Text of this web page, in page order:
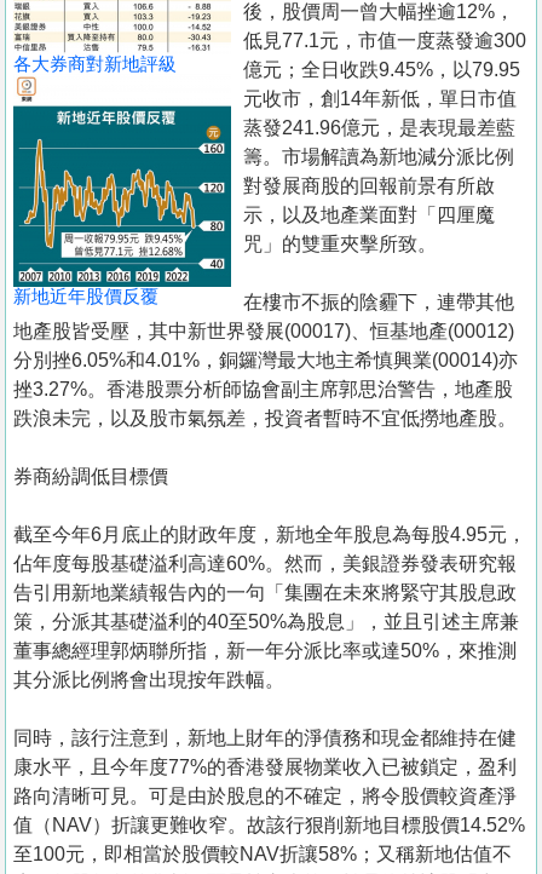
關
於
我
們
各大券商對新地評級
新地近年股價反覆
後，股價周一曾大幅挫逾12%，
低見77.1元，市值一度蒸發逾300
億元；全日收跌9.45%，以79.95
元收市，創14年新低，單日市值
蒸發241.96億元，是表現最差藍
籌。市場解讀為新地減分派比例
對發展商股的回報前景有所啟
示，以及地產業面對「四厘魔
咒」的雙重夾擊所致。
在樓市不振的陰霾下，連帶其他
地產股皆受壓，其中新世界發展(00017)、恒基地產(00012)
分別挫6.05%和4.01%，銅鑼灣最大地主希慎興業(00014)亦
挫3.27%。香港股票分析師協會副主席郭思治警告，地產股
跌浪未完，以及股市氣氛差，投資者暫時不宜低撈地產股。
券商紛調低目標價
截至今年6月底止的財政年度，新地全年股息為每股4.95元，
佔年度每股基礎溢利高達60%。然而，美銀證券發表研究報
告引用新地業績報告內的一句「集團在未來將緊守其股息政
策，分派其基礎溢利的40至50%為股息」，並且引述主席兼
董事總經理郭炳聯所指，新一年分派比率或達50%，來推測
其分派比例將會出現按年跌幅。
同時，該行注意到，新地上財年的淨債務和現金都維持在健
康水平，且今年度77%的香港發展物業收入已被鎖定，盈利
路向清晰可見。可是由於股息的不確定，將令股價較資產淨
值（NAV）折讓更難收窄。故該行狠削新地目標股價14.52%
至100元，即相當於股價較NAV折讓58%；又稱新地估值不